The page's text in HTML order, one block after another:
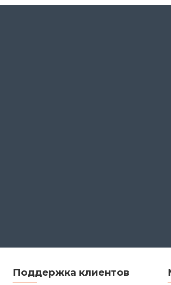
Поддержка клиентов